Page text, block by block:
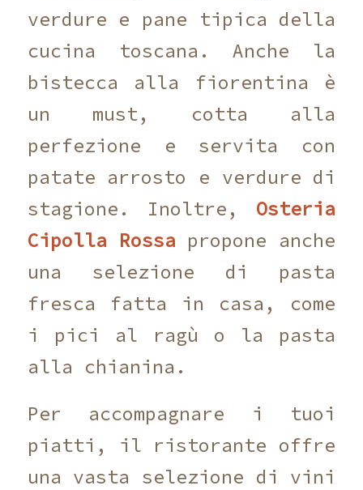
verdure e pane tipica della
cucina toscana. Anche la
bistecca alla fiorentina è
un must, cotta alla
perfezione e servita con
patate arrosto e verdure di
stagione. Inoltre, Osteria
Cipolla Rossa propone anche
una selezione di pasta
fresca fatta in casa, come
i pici al ragù o la pasta
alla chianina.
Per accompagnare i tuoi
piatti, il ristorante offre
una vasta selezione di vini